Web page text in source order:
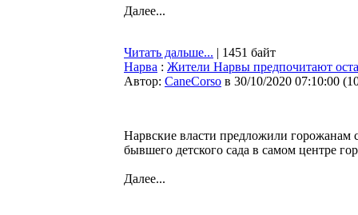
Далее...
Читать дальше... | 1451 байт
Нарва : Жители Нарвы предпочитают
Автор: CaneCorso в 30/10/2020 07:10:00 (
Нарвские власти предложили горожанам
бывшего детского сада в самом центре
Далее...